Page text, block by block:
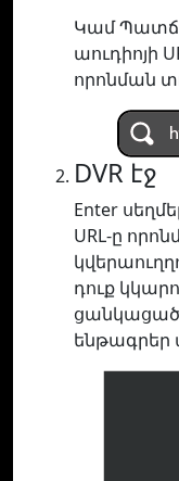
Կամ
աուդիոյի
որոնման
DVR էջ
Enter
URL-ը
դուք
ցանկացած
ենթագրեր